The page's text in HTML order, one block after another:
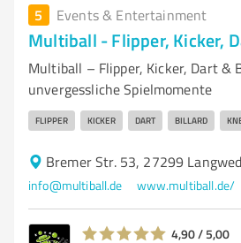
5 Events & Entertainment
Multiball - Flipper, Kicker,
Multiball – Flipper, Kicker, Dart &
unvergessliche Spielmomente
FLIPPER KICKER DART BILLARD
Bremer Str. 53, 27299
info@multiball.de www.multiball.de/
4,90 / 5,00